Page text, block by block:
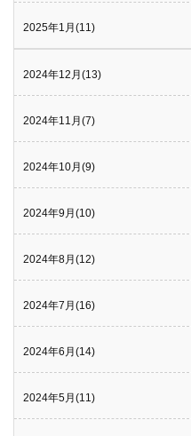
2025年1月(11)
2024年12月(13)
2024年11月(7)
2024年10月(9)
2024年9月(10)
2024年8月(12)
2024年7月(16)
2024年6月(14)
2024年5月(11)